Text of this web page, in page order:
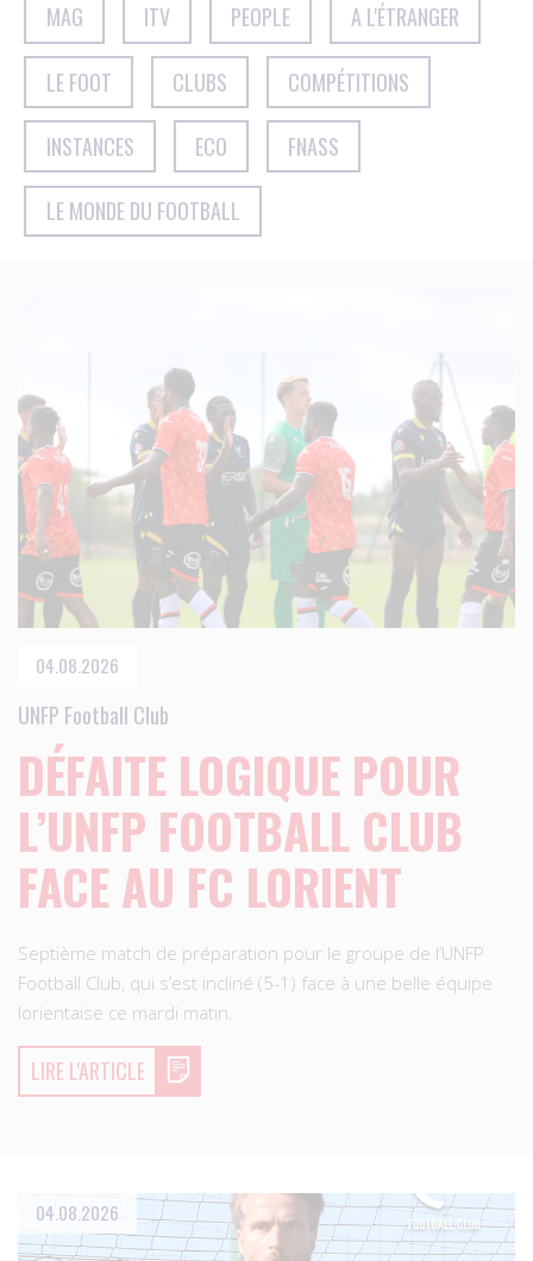
MAG ITV PEOPLE A L'ÉTRANGER
LE FOOT CLUBS COMPÉTITIONS
INSTANCES ECO FNASS
LE MONDE DU FOOTBALL
04.08.2026
UNFP Football Club
DÉFAITE LOGIQUE POUR
L’UNFP FOOTBALL CLUB
FACE AU FC LORIENT
Septième match de préparation pour le groupe de l’UNFP
Football Club, qui s’est incliné (5-1) face à une belle équipe
lorientaise ce mardi matin.
LIRE L'ARTICLE
04.08.2026